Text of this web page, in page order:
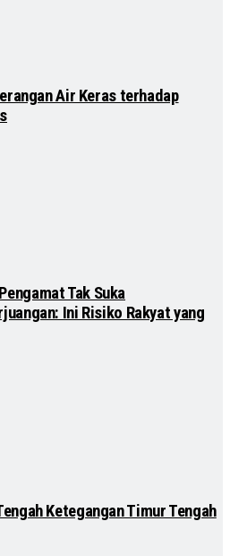
Air Keras terhadap
Tak Suka
Ini Risiko Rakyat yang
Ketegangan Timur Tengah